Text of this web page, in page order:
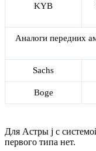
KYB
Аналоги передних
Sachs
Boge
Для Астры j с
первого типа нет.